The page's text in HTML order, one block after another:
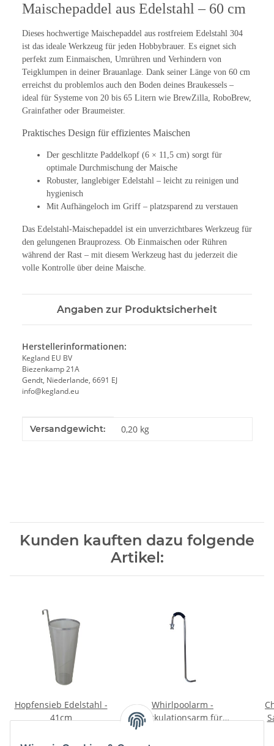
Maischepaddel aus Edelstahl – 60 cm
Dieses hochwertige Maischepaddel aus rostfreiem Edelstahl 304
ist das ideale Werkzeug für jeden Hobbybrauer. Es eignet sich
perfekt zum Einmaischen, Umrühren und Verhindern von
Teigklumpen in deiner Brauanlage. Dank seiner Länge von 60 cm
erreichst du problemlos auch den Boden deines Braukessels –
ideal für Systeme von 20 bis 65 Litern wie BrewZilla, RoboBrew,
Grainfather oder Braumeister.
Praktisches Design für effizientes Maischen
Der geschlitzte Paddelkopf (6 × 11,5 cm) sorgt für
optimale Durchmischung der Maische
Robuster, langlebiger Edelstahl – leicht zu reinigen und
hygienisch
Mit Aufhängeloch im Griff – platzsparend zu verstauen
Das Edelstahl-Maischepaddel ist ein unverzichtbares Werkzeug für
den gelungenen Brauprozess. Ob Einmaischen oder Rühren
während der Rast – mit diesem Werkzeug hast du jederzeit die
volle Kontrolle über deine Maische.
Angaben zur Produktsicherheit
Herstellerinformationen:
Kegland EU BV
Biezenkamp 21A
Gendt, Niederlande, 6691 EJ
info@kegland.eu
Produkteigenschaft
Wert
Versandgewicht: 0,20 kg
Kunden kauften dazu folgende
Artikel:
Hopfensieb Edelstahl -
41cm
Whirlpoolarm -
Zirkulationsarm für